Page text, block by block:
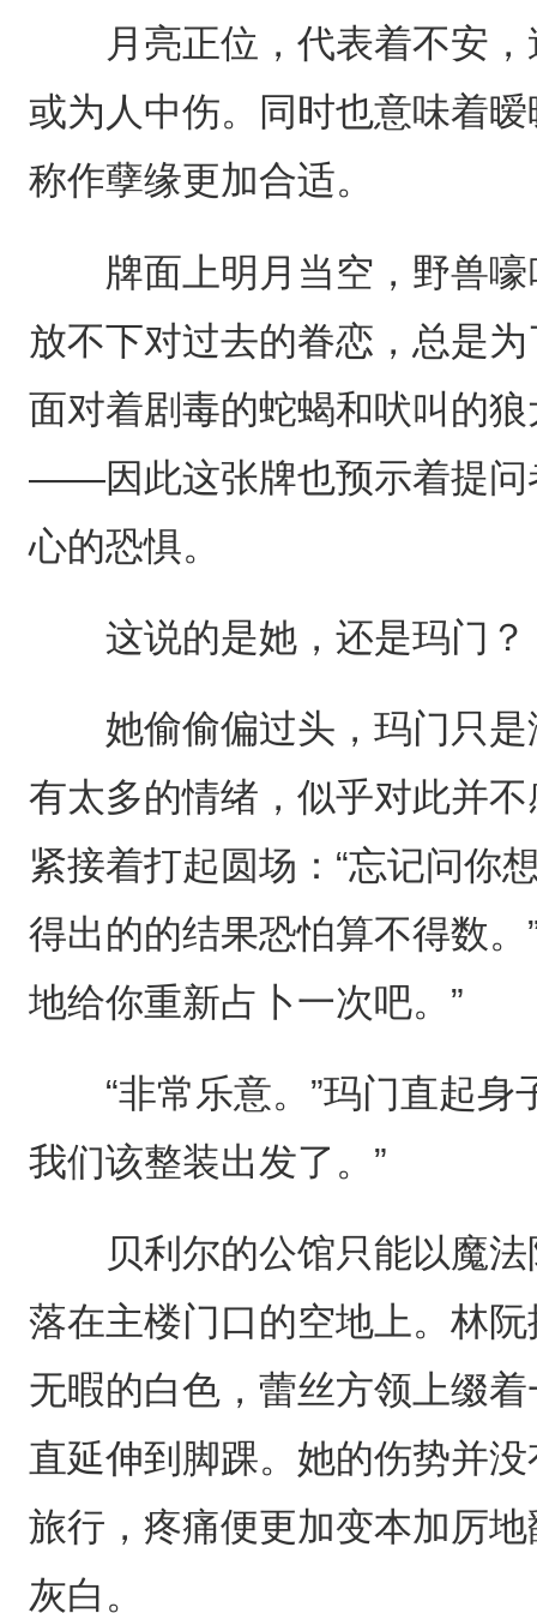
月亮正位，代表着不安，
或为人中伤。同时也意味着
称作孽缘更加合适。
牌面上明月当空，野兽嚎
放不下对过去的眷恋，总是
面对着剧毒的蛇蝎和吠叫的
——因此这张牌也预示着提问
心的恐惧。
这说的是她，还是玛门？
她偷偷偏过头，玛门只是
有太多的情绪，似乎对此并
紧接着打起圆场：“忘记问你
得出的的结果恐怕算不得数
地给你重新占卜一次吧。”
“非常乐意。”玛门直起身
我们该整装出发了。”
贝利尔的公馆只能以魔法
落在主楼门口的空地上。林
无暇的白色，蕾丝方领上缀
直延伸到脚踝。她的伤势并
旅行，疼痛便更加变本加厉
灰白。